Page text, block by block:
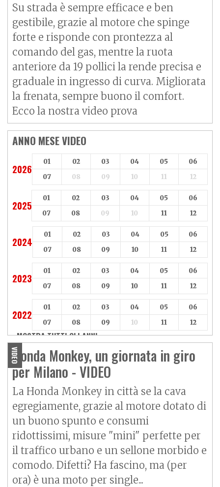
Su strada è sempre efficace e ben
gestibile, grazie al motore che spinge
forte e risponde con prontezza al
comando del gas, mentre la ruota
anteriore da 19 pollici la rende precisa e
graduale in ingresso di curva. Migliorata
la frenata, sempre buono il comfort.
Ecco la nostra video prova
ANNO MESE VIDEO
2026
01 02 03 04 05
06
07
08 09 10 11 12
2025
01 02 03 04 05
06
07
08 09 10 11 12
2024
01 02 03 04 05
06
07
08 09 10 11 12
2023
01 02 03 04 05
06
07
08 09 10 11 12
2022
01 02 03 04 05
06
07
08 09 10 11 12
MOSTRA TUTTI GLI ANNI »
VIDEO
Honda Monkey, un giornata in giro
per Milano - VIDEO
La Honda Monkey in città se la cava
egregiamente, grazie al motore dotato di
un buono spunto e consumi
ridottissimi, misure "mini" perfette per
il traffico urbano e un sellone morbido e
comodo. Difetti? Ha fascino, ma (per
ora) è una moto per single...